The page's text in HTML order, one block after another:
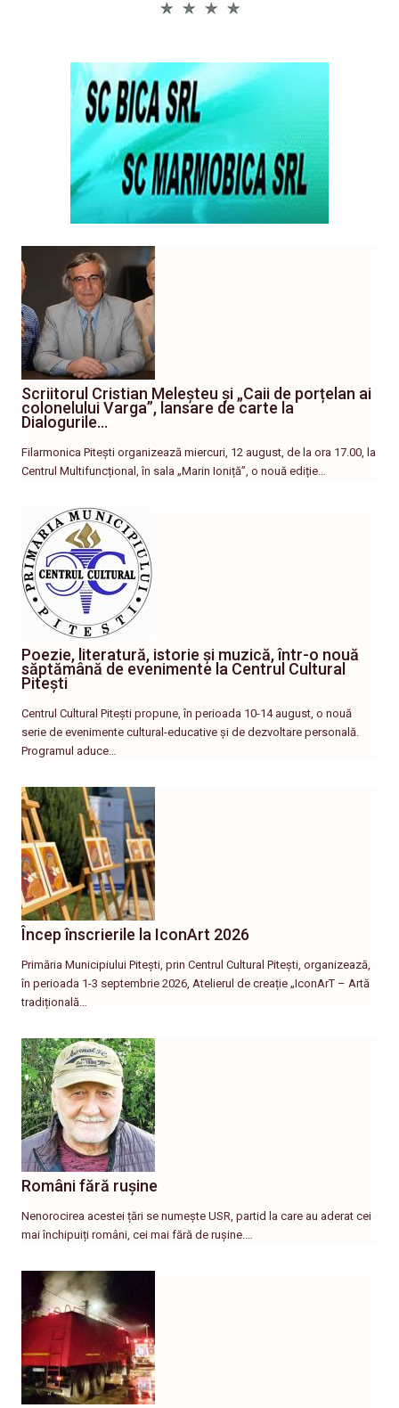
Scriitorul Cristian Meleșteu și „Caii de porțelan ai
colonelului Varga”, lansare de carte la
Dialogurile…
Filarmonica Pitești organizează miercuri, 12 august, de la ora 17.00, la
Centrul Multifuncțional, în sala „Marin Ioniță”, o nouă ediție…
Poezie, literatură, istorie și muzică, într-o nouă
săptămână de evenimente la Centrul Cultural
Pitești
Centrul Cultural Pitești propune, în perioada 10-14 august, o nouă
serie de evenimente cultural-educative și de dezvoltare personală.
Programul aduce…
Încep înscrierile la IconArt 2026
Primăria Municipiului Pitești, prin Centrul Cultural Pitești, organizează,
în perioada 1-3 septembrie 2026, Atelierul de creație „IconArT – Artă
tradițională…
Români fără rușine
Nenorocirea acestei țări se numește USR, partid la care au aderat cei
mai închipuiți români, cei mai fără de rușine.…